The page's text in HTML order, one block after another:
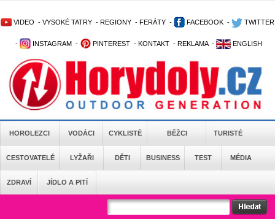
VIDEO - VYSOKÉ TATRY - REGIONY - FERÁTY - FACEBOOK - TWITTER
- INSTAGRAM - PINTEREST - KONTAKT - REKLAMA - ENGLISH
HOROLEZCI VODÁCI CYKLISTÉ BĚŽCI TURISTÉ
CESTOVATELÉ LYŽAŘI DĚTI BUSINESS TEST MÉDIA
ZDRAVÍ JÍDLO A PITÍ